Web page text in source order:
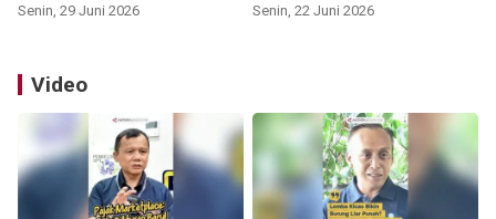
Senin, 29 Juni 2026 Senin, 22 Juni 2026
Video